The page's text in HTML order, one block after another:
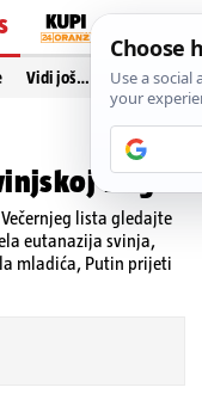
Vidi još…
kugi
lista gledajte
eutanazija svinja,
mladića, Putin prijeti